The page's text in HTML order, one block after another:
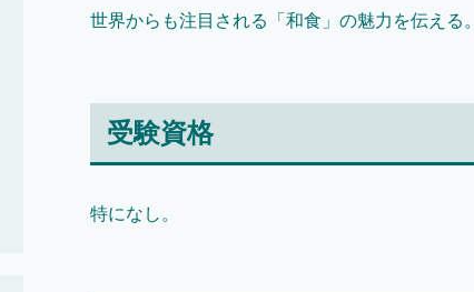
世界からも注目される「和食」の魅力を伝える。
受験資格
特になし。